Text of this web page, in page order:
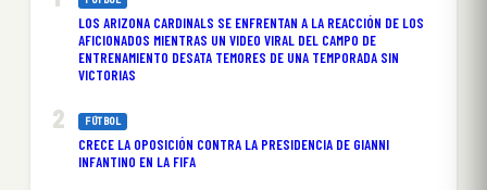
LOS ARIZONA CARDINALS SE ENFRENTAN A LA REACCIÓN DE LOS
AFICIONADOS MIENTRAS UN VIDEO VIRAL DEL CAMPO DE
ENTRENAMIENTO DESATA TEMORES DE UNA TEMPORADA SIN
VICTORIAS
FÚTBOL
CRECE LA OPOSICIÓN CONTRA LA PRESIDENCIA DE GIANNI
INFANTINO EN LA FIFA